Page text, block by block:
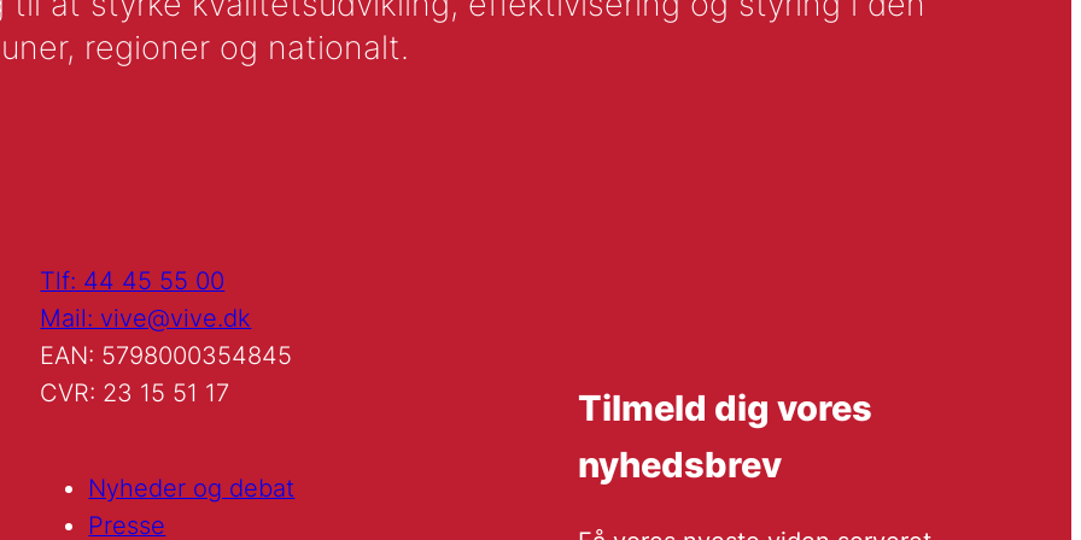
regioner og nationalt.
Tlf: 44 45 55 00
Mail: vive@vive.dk
EAN: 5798000354845
CVR: 23 15 51 17
Nyheder og debat
Presse
Tilmeld dig vores
nyhedsbrev